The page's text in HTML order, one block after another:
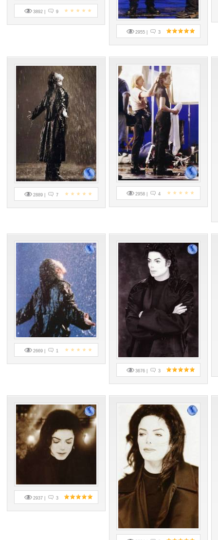
3892 | 9
2955 | 3
2889 | 7 2958 | 4
2669 | 1
3676 | 3
2937 | 3